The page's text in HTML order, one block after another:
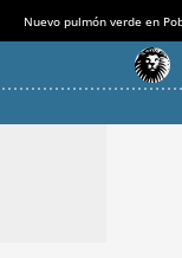
Nuevo pulmón verde en